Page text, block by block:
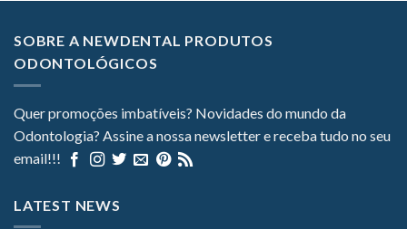
SOBRE A NEWDENTAL PRODUTOS
ODONTOLÓGICOS
Quer promoções imbatíveis? Novidades do mundo da
Odontologia? Assine a nossa newsletter e receba tudo no seu
email!!!
LATEST NEWS